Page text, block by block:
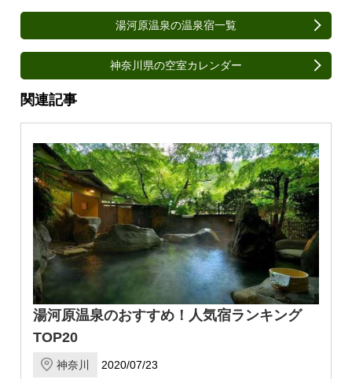
湯河原温泉の温泉宿一覧
神奈川県の空室カレンダー
関連記事
湯河原温泉のおすすめ！人気宿ランキング
TOP20
神奈川 2020/07/23